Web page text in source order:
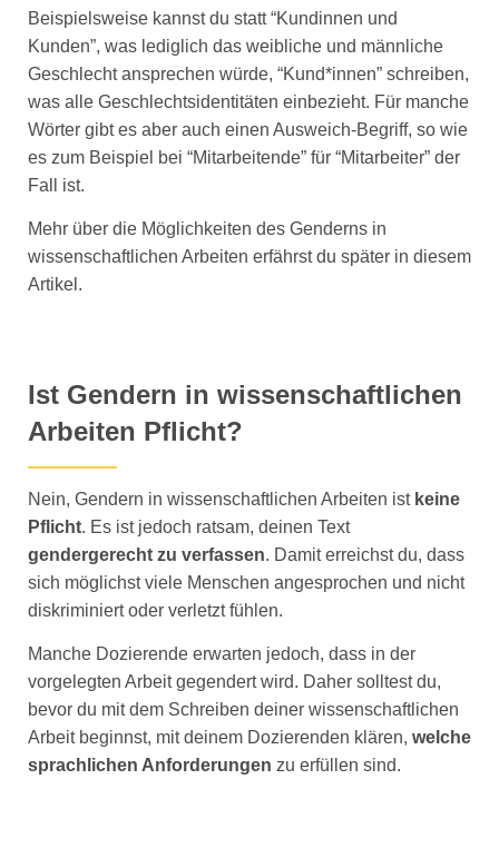
Beispielsweise kannst du statt “Kundinnen und
Kunden”, was lediglich das weibliche und männliche
Geschlecht ansprechen würde, “Kund*innen” schreiben,
was alle Geschlechtsidentitäten einbezieht. Für manche
Wörter gibt es aber auch einen Ausweich-Begriff, so wie
es zum Beispiel bei “Mitarbeitende” für “Mitarbeiter” der
Fall ist.
Mehr über die Möglichkeiten des Genderns in
wissenschaftlichen Arbeiten erfährst du später in diesem
Artikel.
Ist Gendern in wissenschaftlichen
Arbeiten Pflicht?
Nein, Gendern in wissenschaftlichen Arbeiten ist keine
Pflicht. Es ist jedoch ratsam, deinen Text
gendergerecht zu verfassen. Damit erreichst du, dass
sich möglichst viele Menschen angesprochen und nicht
diskriminiert oder verletzt fühlen.
Manche Dozierende erwarten jedoch, dass in der
vorgelegten Arbeit gegendert wird. Daher solltest du,
bevor du mit dem Schreiben deiner wissenschaftlichen
Arbeit beginnst, mit deinem Dozierenden klären, welche
sprachlichen Anforderungen zu erfüllen sind.